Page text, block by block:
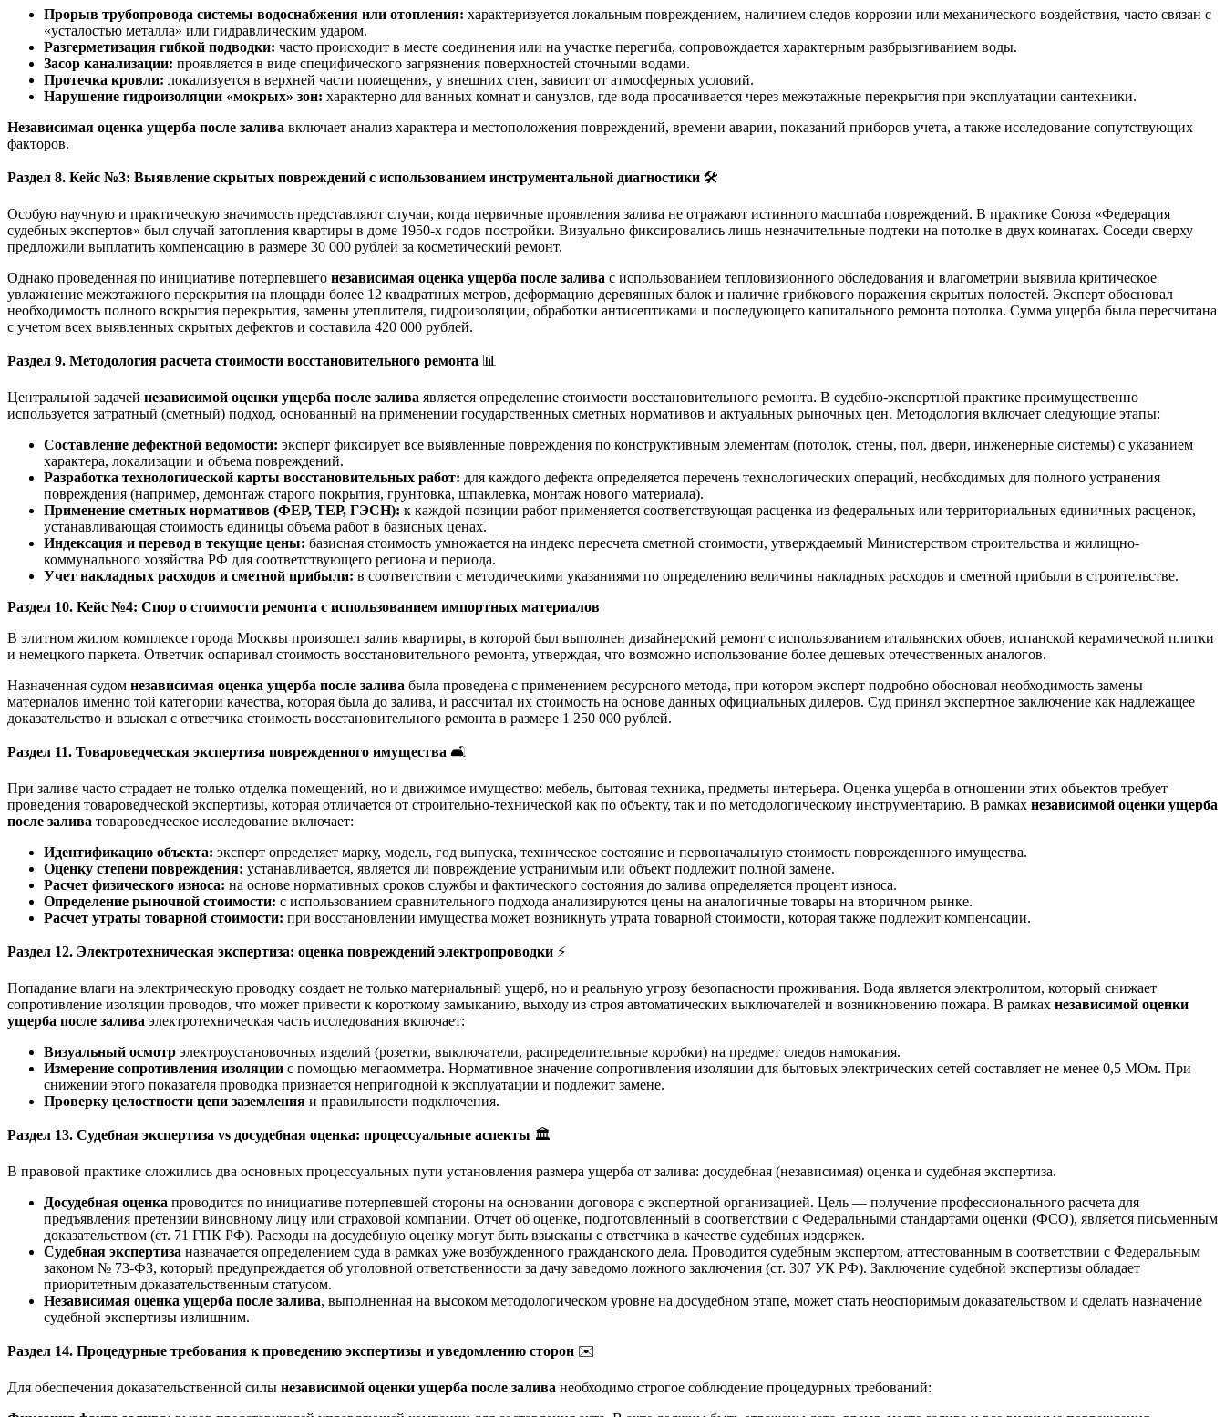
Прорыв трубопровода системы водоснабжения или отопления: характеризуется локальным повреждением, наличием следов коррозии или механического воздействия, часто связан с
«усталостью металла» или гидравлическим ударом.
Разгерметизация гибкой подводки: часто происходит в месте соединения или на участке перегиба, сопровождается характерным разбрызгиванием воды.
Засор канализации: проявляется в виде специфического загрязнения поверхностей сточными водами.
Протечка кровли: локализуется в верхней части помещения, у внешних стен, зависит от атмосферных условий.
Нарушение гидроизоляции «мокрых» зон: характерно для ванных комнат и санузлов, где вода просачивается через межэтажные перекрытия при эксплуатации сантехники.
Независимая оценка ущерба после залива включает анализ характера и местоположения повреждений, времени аварии, показаний приборов учета, а также исследование сопутствующих
факторов.
Раздел 8. Кейс №3: Выявление скрытых повреждений с использованием инструментальной диагностики 🛠️
Особую научную и практическую значимость представляют случаи, когда первичные проявления залива не отражают истинного масштаба повреждений. В практике Союза «Федерация
судебных экспертов» был случай затопления квартиры в доме 1950-х годов постройки. Визуально фиксировались лишь незначительные подтеки на потолке в двух комнатах. Соседи сверху
предложили выплатить компенсацию в размере 30 000 рублей за косметический ремонт.
Однако проведенная по инициативе потерпевшего независимая оценка ущерба после залива с использованием тепловизионного обследования и влагометрии выявила критическое
увлажнение межэтажного перекрытия на площади более 12 квадратных метров, деформацию деревянных балок и наличие грибкового поражения скрытых полостей. Эксперт обосновал
необходимость полного вскрытия перекрытия, замены утеплителя, гидроизоляции, обработки антисептиками и последующего капитального ремонта потолка. Сумма ущерба была пересчитана
с учетом всех выявленных скрытых дефектов и составила 420 000 рублей.
Раздел 9. Методология расчета стоимости восстановительного ремонта 📊
Центральной задачей независимой оценки ущерба после залива является определение стоимости восстановительного ремонта. В судебно-экспертной практике преимущественно
используется затратный (сметный) подход, основанный на применении государственных сметных нормативов и актуальных рыночных цен. Методология включает следующие этапы:
Составление дефектной ведомости: эксперт фиксирует все выявленные повреждения по конструктивным элементам (потолок, стены, пол, двери, инженерные системы) с указанием
характера, локализации и объема повреждений.
Разработка технологической карты восстановительных работ: для каждого дефекта определяется перечень технологических операций, необходимых для полного устранения
повреждения (например, демонтаж старого покрытия, грунтовка, шпаклевка, монтаж нового материала).
Применение сметных нормативов (ФЕР, ТЕР, ГЭСН): к каждой позиции работ применяется соответствующая расценка из федеральных или территориальных единичных расценок,
устанавливающая стоимость единицы объема работ в базисных ценах.
Индексация и перевод в текущие цены: базисная стоимость умножается на индекс пересчета сметной стоимости, утверждаемый Министерством строительства и жилищно-
коммунального хозяйства РФ для соответствующего региона и периода.
Учет накладных расходов и сметной прибыли: в соответствии с методическими указаниями по определению величины накладных расходов и сметной прибыли в строительстве.
Раздел 10. Кейс №4: Спор о стоимости ремонта с использованием импортных материалов
В элитном жилом комплексе города Москвы произошел залив квартиры, в которой был выполнен дизайнерский ремонт с использованием итальянских обоев, испанской керамической плитки
и немецкого паркета. Ответчик оспаривал стоимость восстановительного ремонта, утверждая, что возможно использование более дешевых отечественных аналогов.
Назначенная судом независимая оценка ущерба после залива была проведена с применением ресурсного метода, при котором эксперт подробно обосновал необходимость замены
материалов именно той категории качества, которая была до залива, и рассчитал их стоимость на основе данных официальных дилеров. Суд принял экспертное заключение как надлежащее
доказательство и взыскал с ответчика стоимость восстановительного ремонта в размере 1 250 000 рублей.
Раздел 11. Товароведческая экспертиза поврежденного имущества 🛋️
При заливе часто страдает не только отделка помещений, но и движимое имущество: мебель, бытовая техника, предметы интерьера. Оценка ущерба в отношении этих объектов требует
проведения товароведческой экспертизы, которая отличается от строительно-технической как по объекту, так и по методологическому инструментарию. В рамках независимой оценки ущерба
после залива товароведческое исследование включает:
Идентификацию объекта: эксперт определяет марку, модель, год выпуска, техническое состояние и первоначальную стоимость поврежденного имущества.
Оценку степени повреждения: устанавливается, является ли повреждение устранимым или объект подлежит полной замене.
Расчет физического износа: на основе нормативных сроков службы и фактического состояния до залива определяется процент износа.
Определение рыночной стоимости: с использованием сравнительного подхода анализируются цены на аналогичные товары на вторичном рынке.
Расчет утраты товарной стоимости: при восстановлении имущества может возникнуть утрата товарной стоимости, которая также подлежит компенсации.
Раздел 12. Электротехническая экспертиза: оценка повреждений электропроводки ⚡
Попадание влаги на электрическую проводку создает не только материальный ущерб, но и реальную угрозу безопасности проживания. Вода является электролитом, который снижает
сопротивление изоляции проводов, что может привести к короткому замыканию, выходу из строя автоматических выключателей и возникновению пожара. В рамках независимой оценки
ущерба после залива электротехническая часть исследования включает:
Визуальный осмотр электроустановочных изделий (розетки, выключатели, распределительные коробки) на предмет следов намокания.
Измерение сопротивления изоляции с помощью мегаомметра. Нормативное значение сопротивления изоляции для бытовых электрических сетей составляет не менее 0,5 МОм. При
снижении этого показателя проводка признается непригодной к эксплуатации и подлежит замене.
Проверку целостности цепи заземления и правильности подключения.
Раздел 13. Судебная экспертиза vs досудебная оценка: процессуальные аспекты 🏛️
В правовой практике сложились два основных процессуальных пути установления размера ущерба от залива: досудебная (независимая) оценка и судебная экспертиза.
Досудебная оценка проводится по инициативе потерпевшей стороны на основании договора с экспертной организацией. Цель — получение профессионального расчета для
предъявления претензии виновному лицу или страховой компании. Отчет об оценке, подготовленный в соответствии с Федеральными стандартами оценки (ФСО), является письменным
доказательством (ст. 71 ГПК РФ). Расходы на досудебную оценку могут быть взысканы с ответчика в качестве судебных издержек.
Судебная экспертиза назначается определением суда в рамках уже возбужденного гражданского дела. Проводится судебным экспертом, аттестованным в соответствии с Федеральным
законом № 73-ФЗ, который предупреждается об уголовной ответственности за дачу заведомо ложного заключения (ст. 307 УК РФ). Заключение судебной экспертизы обладает
приоритетным доказательственным статусом.
Независимая оценка ущерба после залива, выполненная на высоком методологическом уровне на досудебном этапе, может стать неоспоримым доказательством и сделать назначение
судебной экспертизы излишним.
Раздел 14. Процедурные требования к проведению экспертизы и уведомлению сторон ✉️
Для обеспечения доказательственной силы независимой оценки ущерба после залива необходимо строгое соблюдение процедурных требований: